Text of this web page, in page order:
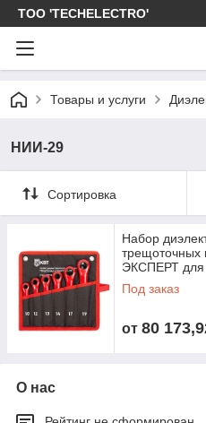
ТОО 'TECHELECTRO'
Товары и услуги
НИИ-29
Сортировка
Набор
ЭКСПЕРТ для
1000 В
Под заказ
от 80
О нас